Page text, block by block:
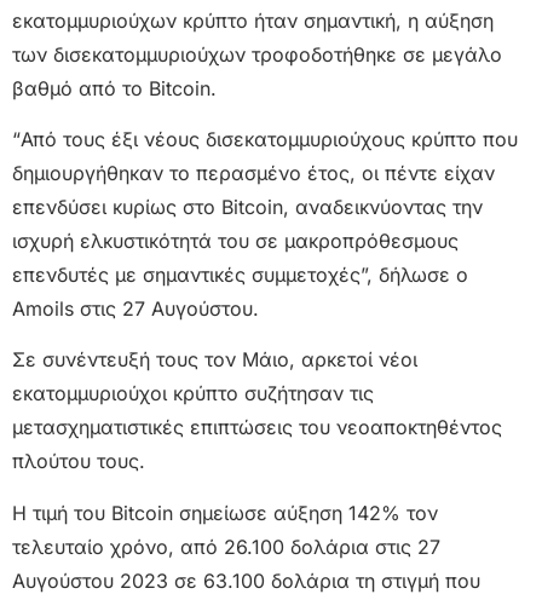
εκατομμυριούχων κρύπτο ήταν σημαντική, η αύξηση
των δισεκατομμυριούχων τροφοδοτήθηκε σε μεγάλο
βαθμό από το Bitcoin.
“Από τους έξι νέους δισεκατομμυριούχους κρύπτο που
δημιουργήθηκαν το περασμένο έτος, οι πέντε είχαν
επενδύσει κυρίως στο Bitcoin, αναδεικνύοντας την
ισχυρή ελκυστικότητά του σε μακροπρόθεσμους
επενδυτές με σημαντικές συμμετοχές”, δήλωσε ο
Amoils στις 27 Αυγούστου.
Σε συνέντευξή τους τον Μάιο, αρκετοί νέοι
εκατομμυριούχοι κρύπτο συζήτησαν τις
μετασχηματιστικές επιπτώσεις του νεοαποκτηθέντος
πλούτου τους.
Η τιμή του Bitcoin σημείωσε αύξηση 142% τον
τελευταίο χρόνο, από 26.100 δολάρια στις 27
Αυγούστου 2023 σε 63.100 δολάρια τη στιγμή που